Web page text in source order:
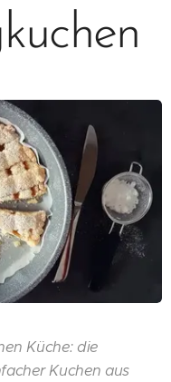
Küche: die
Kuchen aus